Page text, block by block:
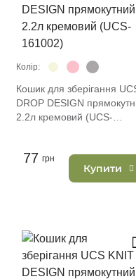
Колір:
Кошик для зберігання
DROP DESIGN
2.2л кремовий (UCS-
77 грн
Купити